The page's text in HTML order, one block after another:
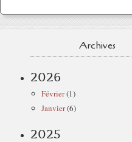
Archives
2026
Février(1)
Janvier(6)
2025